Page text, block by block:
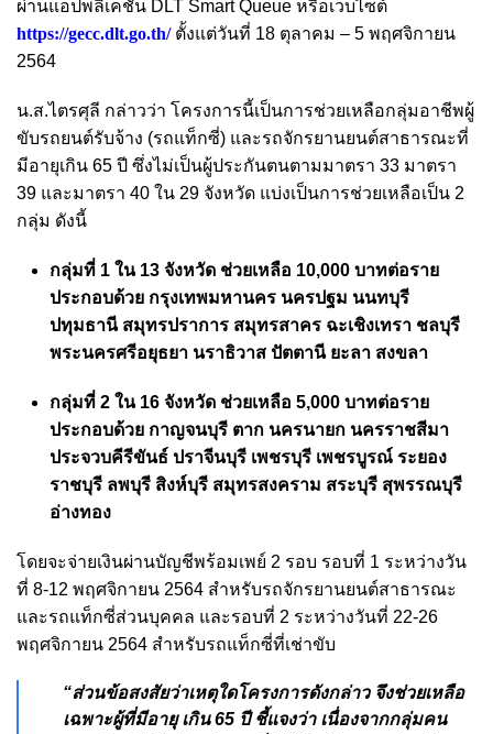
ผ่านแอปพลิเคชัน DLT Smart Queue หรือเว็บไซต์
https://gecc.dlt.go.th/ตั้งแต่วันที่ 18 ตุลาคม – 5 พฤศจิกายน
2564
น.ส.ไตรศุลี กล่าวว่า โครงการนี้เป็นการช่วยเหลือกลุ่มอาชีพผู้
ขับรถยนต์รับจ้าง (รถแท็กซี่) และรถจักรยานยนต์สาธารณะที่
มีอายุเกิน 65 ปี ซึ่งไม่เป็นผู้ประกันตนตามมาตรา 33 มาตรา
39 และมาตรา 40 ใน 29 จังหวัด แบ่งเป็นการช่วยเหลือเป็น 2
กลุ่ม ดังนี้
กลุ่มที่ 1 ใน 13 จังหวัด ช่วยเหลือ 10,000 บาทต่อราย
ประกอบด้วย กรุงเทพมหานคร นครปฐม นนทบุรี
ปทุมธานี สมุทรปราการ สมุทรสาคร ฉะเชิงเทรา ชลบุรี
พระนครศรีอยุธยา นราธิวาส ปัตตานี ยะลา สงขลา
กลุ่มที่ 2 ใน 16 จังหวัด ช่วยเหลือ 5,000 บาทต่อราย
ประกอบด้วย กาญจนบุรี ตาก นครนายก นครราชสีมา
ประจวบคีรีขันธ์ ปราจีนบุรี เพชรบุรี เพชรบูรณ์ ระยอง
ราชบุรี ลพบุรี สิงห์บุรี สมุทรสงคราม สระบุรี สุพรรณบุรี
อ่างทอง
โดยจะจ่ายเงินผ่านบัญชีพร้อมเพย์ 2 รอบ รอบที่ 1 ระหว่างวัน
ที่ 8-12 พฤศจิกายน 2564 สำหรับรถจักรยานยนต์สาธารณะ
และรถแท็กซี่ส่วนบุคคล และรอบที่ 2 ระหว่างวันที่ 22-26
พฤศจิกายน 2564 สำหรับรถแท็กซี่ที่เช่าขับ
“ส่วนข้อสงสัยว่าเหตุใดโครงการดังกล่าว จึงช่วยเหลือ
เฉพาะผู้ที่มีอายุ เกิน 65 ปี ชี้แจงว่า เนื่องจากกลุ่มคน